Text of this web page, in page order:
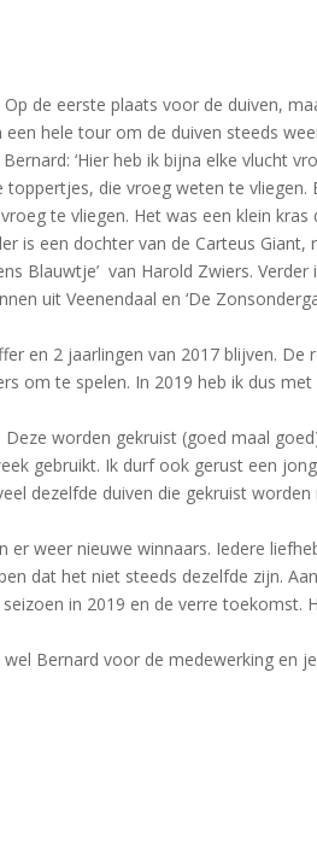
de eerste plaats voor de duiven,
een hele tour om de duiven steeds
‘Hier heb ik bijna elke vlucht
die vroeg weten te vliegen.
te vliegen. Het was een klein
is een dochter van de Carteus Giant,
Blauwtje’ van Harold Zwiers.
uit Veenendaal en ‘De
en 2 jaarlingen van 2017 blijven.
om te spelen. In 2019 heb ik dus
worden gekruist (goed maal
gebruikt. Ik durf ook gerust een
dezelfde duiven die gekruist
er weer nieuwe winnaars. Iedere
dat het niet steeds dezelfde zijn.
in 2019 en de verre
Bernard voor de medewerking en je